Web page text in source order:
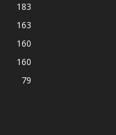
183
163
160
160
79